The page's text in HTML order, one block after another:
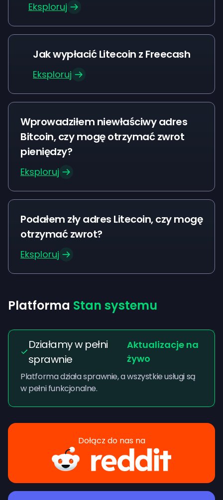
Eksploruj
Jak wypłacić Litecoin z Freecash
Eksploruj
Wprowadziłem niewłaściwy adres
Bitcoin, czy mogę otrzymać zwrot
pieniędzy?
Eksploruj
Podałem zły adres Litecoin, czy mogę
otrzymać zwrot?
Eksploruj
Platforma Stan systemu
Działamy w pełni
sprawnie
Aktualizacje na
żywo
Platforma działa sprawnie, a wszystkie usługi są
w pełni funkcjonalne.
Dołącz do nas na